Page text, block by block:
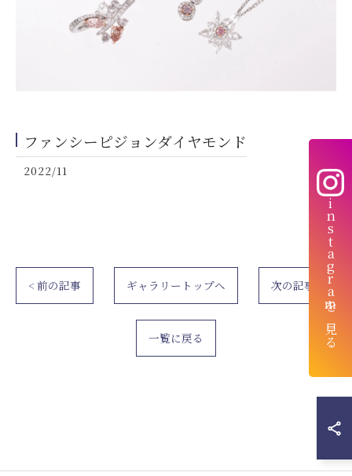
ファンシーピジョンダイヤモンド
2022/11
< 前の記事 ギャラリートップへ 次の記事 >
一覧に戻る instagramを見る